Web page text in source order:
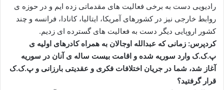
رادیویی دست به برخی فعالیت های مقدماتی زده ایم و در حوزه ی
روابط خارجی نیز در کشورهای آمریکا، ایتالیا، کانادا، فرانسه و چند
کشور اروپایی دیگر دست به فعالیت های گسترده ای زدیم.
کردپرس: زمانی که عبدالله اوجالان به همراه کادرهای اولیه ی
پ.ک.ک وارد سوریه شده و اقامت بیست ساله ی آنان در سوریه
آغاز شد، شما در جریان اختلافات فکری و عقدیتی بارزانی و پ.ک.ک
قرار گرفتید؟